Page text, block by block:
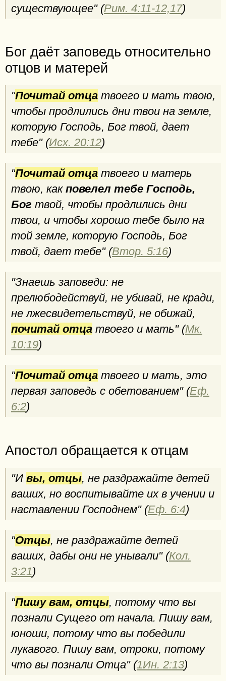
существующее" (Рим. 4:11-12,17)
Бог даёт заповедь относительно
отцов и матерей
"Почитай отца твоего и мать твою,
чтобы продлились дни твои на земле,
которую Господь, Бог твой, дает
тебе" (Исх. 20:12)
"Почитай отца твоего и матерь
твою, как повелел тебе Господь,
Бог твой, чтобы продлились дни
твои, и чтобы хорошо тебе было на
той земле, которую Господь, Бог
твой, дает тебе" (Втор. 5:16)
"Знаешь заповеди: не
прелюбодействуй, не убивай, не кради,
не лжесвидетельствуй, не обижай,
почитай отца твоего и мать" (Мк.
10:19)
"Почитай отца твоего и мать, это
первая заповедь с обетованием" (Еф.
6:2)
Апостол обращается к отцам
"И вы, отцы, не раздражайте детей
ваших, но воспитывайте их в учении и
наставлении Господнем" (Еф. 6:4)
"Отцы, не раздражайте детей
ваших, дабы они не унывали" (Кол.
3:21)
"Пишу вам, отцы, потому что вы
познали Сущего от начала. Пишу вам,
юноши, потому что вы победили
лукавого. Пишу вам, отроки, потому
что вы познали Отца" (1Ин. 2:13)